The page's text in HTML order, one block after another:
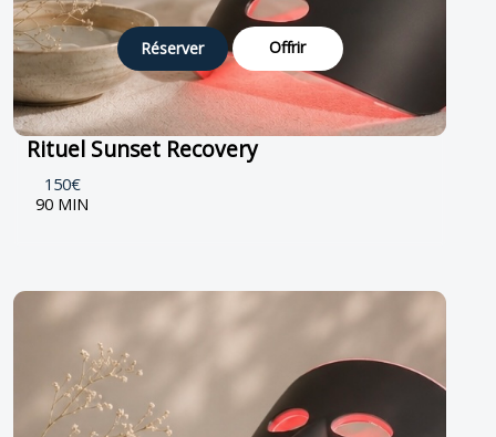
Réserver Offrir
Rituel Sunset Recovery
150€
90 MIN